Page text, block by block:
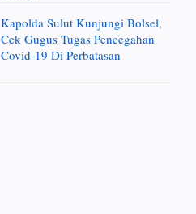
Kapolda Sulut Kunjungi Bolsel,
Cek Gugus Tugas Pencegahan
Covid-19 Di Perbatasan